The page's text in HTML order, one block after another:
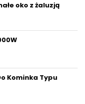
oko z żaluzją
Kominka Typu